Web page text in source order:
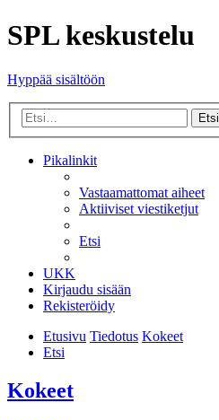
SPL keskustelu
Hyppää sisältöön
Etsi
Pikalinkit
Vastaamattomat aiheet
Aktiiviset viestiketjut
Etsi
UKK
Kirjaudu sisään
Rekisteröidy
Etusivu Tiedotus Kokeet
Etsi
Kokeet